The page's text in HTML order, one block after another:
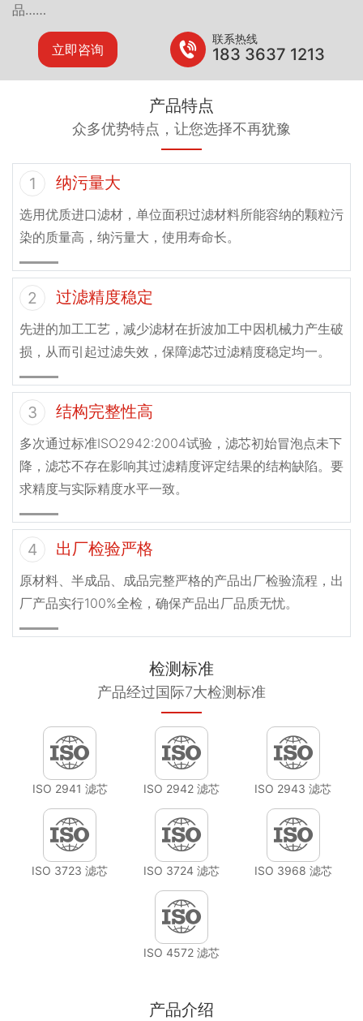
品……
立即咨询
联系热线
183 3637 1213
产品特点
众多优势特点，让您选择不再犹豫
1 纳污量大
选用优质进口滤材，单位面积过滤材料所能容纳的颗粒污
染的质量高，纳污量大，使用寿命长。
2 过滤精度稳定
先进的加工工艺，减少滤材在折波加工中因机械力产生破
损，从而引起过滤失效，保障滤芯过滤精度稳定均一。
3 结构完整性高
多次通过标准ISO2942:2004试验，滤芯初始冒泡点未下
降，滤芯不存在影响其过滤精度评定结果的结构缺陷。要
求精度与实际精度水平一致。
4 出厂检验严格
原材料、半成品、成品完整严格的产品出厂检验流程，出
厂产品实行100%全检，确保产品出厂品质无忧。
检测标准
产品经过国际7大检测标准
ISO 2941 滤芯 ISO 2942 滤芯 ISO 2943 滤芯
ISO 3723 滤芯 ISO 3724 滤芯 ISO 3968 滤芯
ISO 4572 滤芯
产品介绍